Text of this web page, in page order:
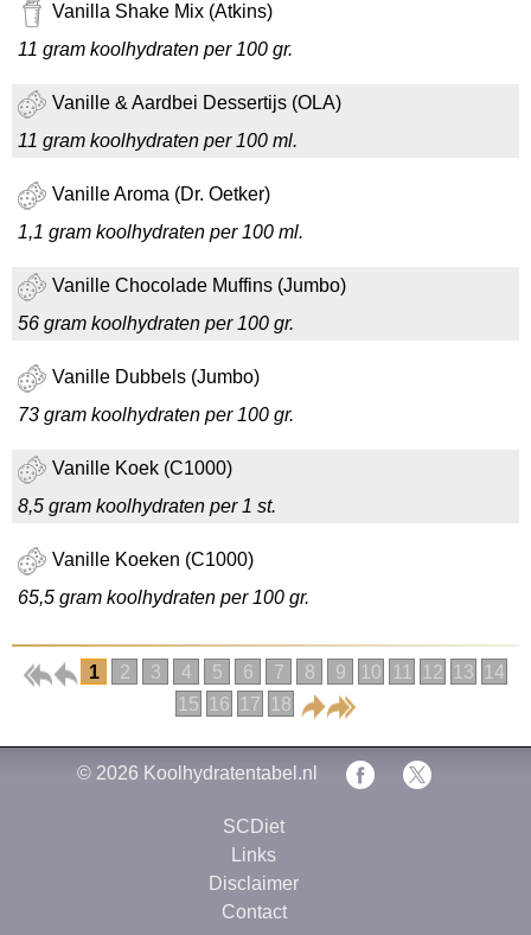
Vanilla Shake Mix (Atkins)
11 gram koolhydraten per 100 gr.
Vanille & Aardbei Dessertijs (OLA)
11 gram koolhydraten per 100 ml.
Vanille Aroma (Dr. Oetker)
1,1 gram koolhydraten per 100 ml.
Vanille Chocolade Muffins (Jumbo)
56 gram koolhydraten per 100 gr.
Vanille Dubbels (Jumbo)
73 gram koolhydraten per 100 gr.
Vanille Koek (C1000)
8,5 gram koolhydraten per 1 st.
Vanille Koeken (C1000)
65,5 gram koolhydraten per 100 gr.
1 2 3 4 5 6 7 8 9 10 11 12 13
14
15
16 17 18
© 2026 Koolhydratentabel.nl
SCDiet
Links
Disclaimer
Contact